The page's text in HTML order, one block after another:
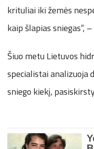
krituliai iki žemės
kaip šlapias sniegas“,
Šiuo metu Lietuvos
specialistai analizuoja
sniego kiekį,